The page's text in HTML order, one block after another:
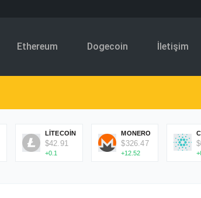
Ethereum Dogecoin İletişim
LITECOIN
$42.91
+0.1
MONERO
$326.47
+12.52